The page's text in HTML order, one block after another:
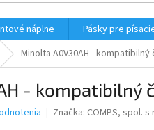
náplne Pásky pre
Minolta A0V30AH -
- kompatibilný
Značka: COMPS, spol. s